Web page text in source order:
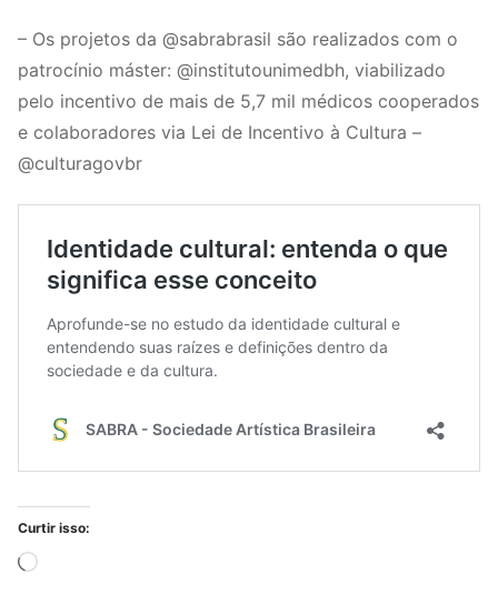
– Os projetos da @sabrabrasil são realizados com o
patrocínio máster: @institutounimedbh, viabilizado
pelo incentivo de mais de 5,7 mil médicos cooperados
e colaboradores via Lei de Incentivo à Cultura –
@culturagovbr
Curtir isso:
Carregando...